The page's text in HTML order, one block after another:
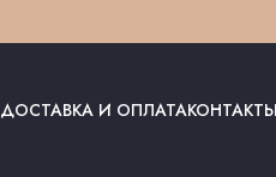
ДОСТАВКА И ОПЛАТАКОНТАКТЫ